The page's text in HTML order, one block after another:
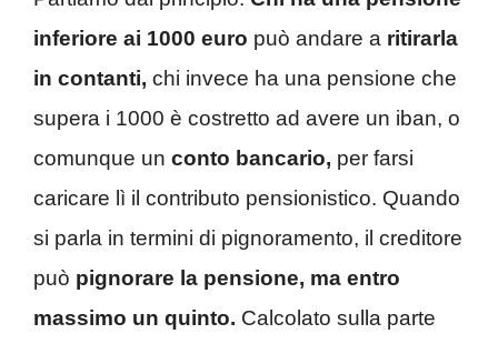
inferiore ai 1000 euro può andare a ritirarla
in contanti, chi invece ha una pensione che
supera i 1000 è costretto ad avere un iban, o
comunque un conto bancario, per farsi
caricare lì il contributo pensionistico. Quando
si parla in termini di pignoramento, il creditore
può pignorare la pensione, ma entro
massimo un quinto. Calcolato sulla parte